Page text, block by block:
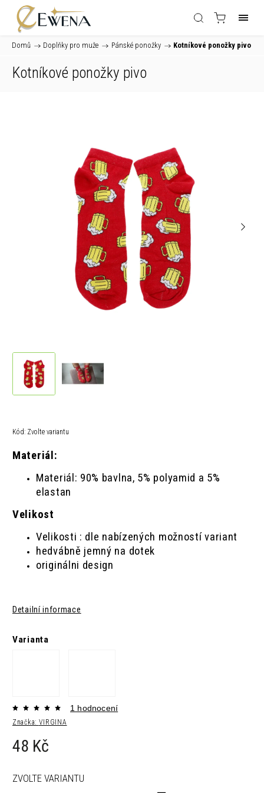
Domů / Doplňky pro muže / Pánské ponožky / Kotníkové ponožky pivo
Kotníkové ponožky pivo
Kód: Zvolte variantu
Materiál:
Materiál: 90% bavlna, 5% polyamid a 5%
elastan
Velikost
Velikosti : dle nabízených možností variant
hedvábně jemný na dotek
originálni design
Detailní informace
Varianta
Značka: VIRGINA
1 hodnocení
48 Kč
ZVOLTE VARIANTU